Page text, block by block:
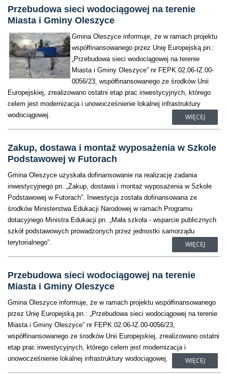
Przebudowa sieci wodociągowej na terenie
Miasta i Gminy Oleszyce
Gmina Oleszyce informuje, że w ramach projektu
współfinansowanego przez Unię Europejską pn.:
„Przebudowa sieci wodociągowej na terenie
Miasta i Gminy Oleszyce” nr FEPK.02.06-IZ.00-
0056/23, współfinansowanego ze środków Unii
Europejskiej, zrealizowano ostatni etap prac inwestycyjnych, którego
celem jest modernizacja i unowocześnienie lokalnej infrastruktury
wodociągowej.
WIĘCEJ
Zakup, dostawa i montaż wyposażenia w Szkole
Podstawowej w Futorach
Gmina Oleszyce uzyskała dofinansowanie na realizację zadania
inwestycyjnego pn. „Zakup, dostawa i montaż wyposażenia w Szkole
Podstawowej w Futorach”. Inwestycja została dofinansowana ze
środków Ministerstwa Edukacji Narodowej w ramach Programu
dotacyjnego Ministra Edukacji pn. „Mała szkoła - wsparcie publicznych
szkół podstawowych prowadzonych przez jednostki samorządu
terytorialnego”.
WIĘCEJ
Przebudowa sieci wodociągowej na terenie
Miasta i Gminy Oleszyce
Gmina Oleszyce informuje, że w ramach projektu współfinansowanego
przez Unię Europejską pn.: „Przebudowa sieci wodociągowej na terenie
Miasta i Gminy Oleszyce” nr FEPK.02.06-IZ.00-0056/23,
współfinansowanego ze środków Unii Europejskiej, zrealizowano ostatni
etap prac inwestycyjnych, którego celem jest modernizacja i
unowocześnienie lokalnej infrastruktury wodociągowej.
WIĘCEJ